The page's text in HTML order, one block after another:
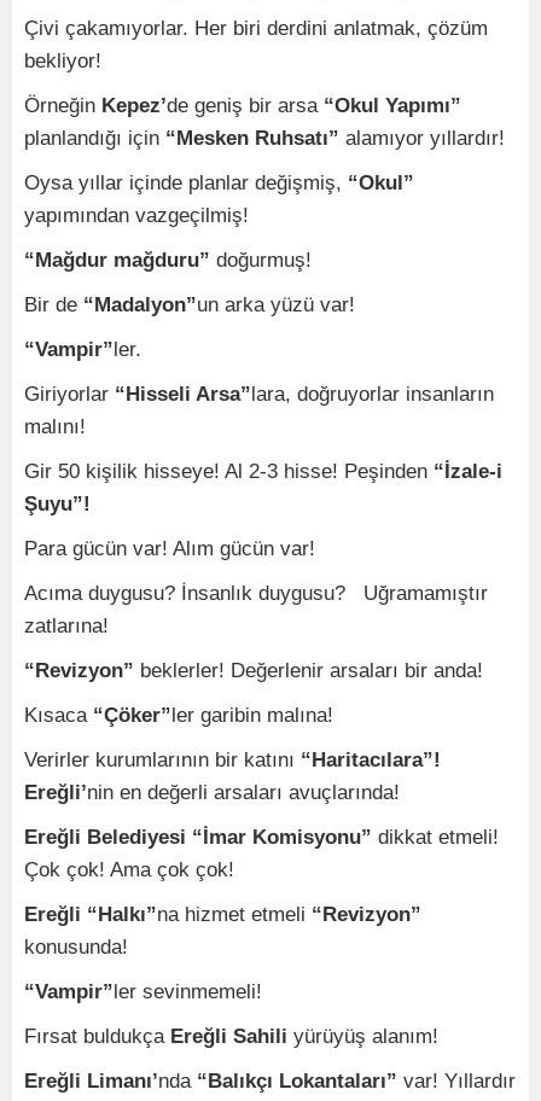
Çivi çakamıyorlar. Her biri derdini anlatmak, çözüm
bekliyor!
Örneğin Kepez’de geniş bir arsa “Okul Yapımı”
planlandığı için “Mesken Ruhsatı” alamıyor yıllardır!
Oysa yıllar içinde planlar değişmiş, “Okul”
yapımından vazgeçilmiş!
“Mağdur mağduru” doğurmuş!
Bir de “Madalyon”un arka yüzü var!
“Vampir”ler.
Giriyorlar “Hisseli Arsa”lara, doğruyorlar insanların
malını!
Gir 50 kişilik hisseye! Al 2-3 hisse! Peşinden “İzale-i
Şuyu”!
Para gücün var! Alım gücün var!
Acıma duygusu? İnsanlık duygusu? Uğramamıştır
zatlarına!
“Revizyon” beklerler! Değerlenir arsaları bir anda!
Kısaca “Çöker”ler garibin malına!
Verirler kurumlarının bir katını “Haritacılara”!
Ereğli’nin en değerli arsaları avuçlarında!
Ereğli Belediyesi “İmar Komisyonu” dikkat etmeli!
Çok çok! Ama çok çok!
Ereğli “Halkı”na hizmet etmeli “Revizyon”
konusunda!
“Vampir”ler sevinmemeli!
Fırsat buldukça Ereğli Sahili yürüyüş alanım!
Ereğli Limanı’nda “Balıkçı Lokantaları” var! Yıllardır